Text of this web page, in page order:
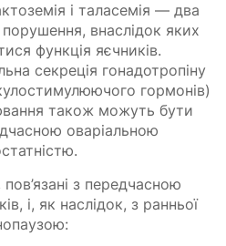
і таласемія — два
порушення, внаслідок яких
функція яєчників.
секреція гонадотропіну
гормонів)
також можуть бути
оваріальною
з передчасною
і, як наслідок, з ранньої